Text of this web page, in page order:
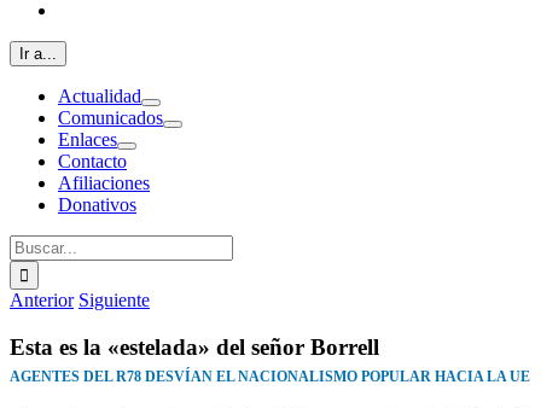
Ir a...
Actualidad
Comunicados
Enlaces
Contacto
Afiliaciones
Donativos
Buscar:
Anterior Siguiente
Esta es la «estelada» del señor Borrell
AGENTES DEL R78 DESVÍAN EL NACIONALISMO POPULAR HACIA LA UE